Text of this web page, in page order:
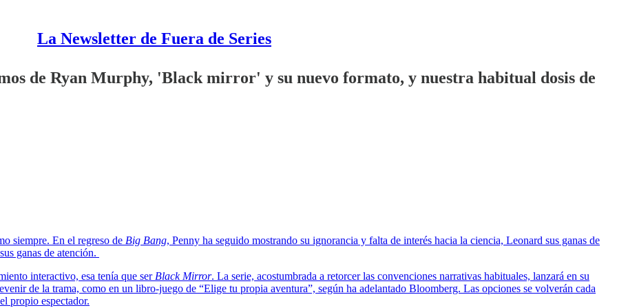
La Newsletter de Fuera de Series
de Ryan Murphy, 'Black mirror' y su nuevo formato, y nuestra habitual dosis de
siempre. En el regreso de Big Bang, Penny ha seguido mostrando su ignorancia y falta de interés hacia la ciencia, Leonard sus ganas de
ganas de atención.
interactivo, esa tenía que ser Black Mirror. La serie, acostumbrada a retorcer las convenciones narrativas habituales, lanzará en su
de la trama, como en un libro-juego de “Elige tu propia aventura”, según ha adelantado Bloomberg. Las opciones se volverán cada
propio espectador.